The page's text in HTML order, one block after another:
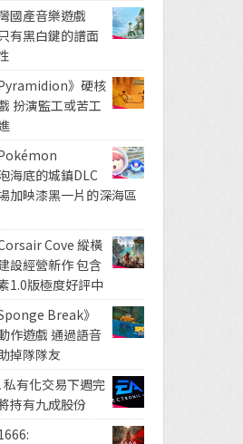
國產音樂遊戲
有黑白鍵的譜面
Pyramidion》硬核
扮演監工或苦工
海底的城鎮DLC
加映漆黑一片的深海區
Cove 縱橫
設經營新作 包含
1.0版極度好評中
Break》
作遊戲 通過語音
掉隊隊友
私有化交易下週完
持有九成股份